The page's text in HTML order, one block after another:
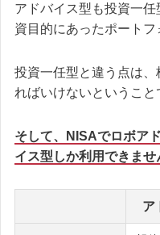
アドバイス型も投資一
資目的にあったポートフ
投資一任型と違う点は
ればいけないということ
そして、NISAでロボア
イス型しか利用できませ
ア